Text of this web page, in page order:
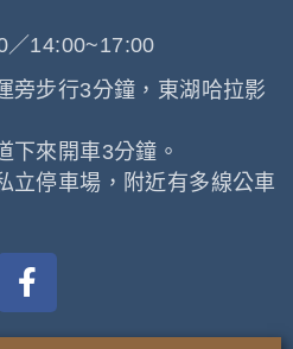
／14:00~17:00
旁步行3分鐘，東湖哈拉影
下來開車3分鐘。
立停車場，附近有多線公車